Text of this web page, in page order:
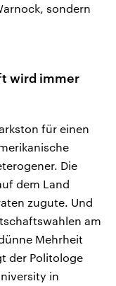
sondern
wird immer
für einen
Die
dem Land
zugute. Und
am
Mehrheit
der Politologe
in